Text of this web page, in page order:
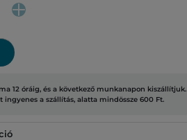
12 óráig, és a következő munkanapon kiszállítjuk.
ingyenes a szállítás, alatta mindössze 600 Ft.